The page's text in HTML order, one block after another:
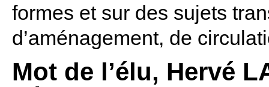
formes et sur des sujets
d’aménagement, de
Mot de l’élu, Hervé